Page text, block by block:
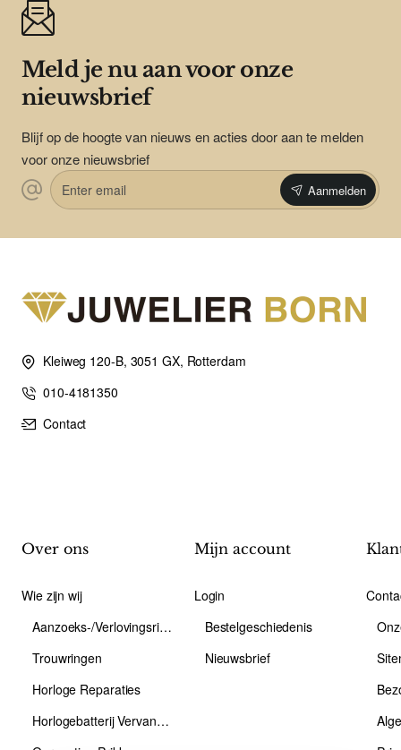
Meld je nu aan voor onze
nieuwsbrief
Blijf op de hoogte van nieuws en acties door aan te melden
voor onze nieuwsbrief
Enter
email
Aanmelden
Kleiweg 120-B, 3051 GX, Rotterdam
010-4181350
Contact
Over ons
Wie zijn wij
Aanzoeks-/Verlovingsring
Trouwringen
Horloge Reparaties
Horlogebatterij Vervangen
Mijn account
Login
Bestelgeschiedenis
Nieuwsbrief